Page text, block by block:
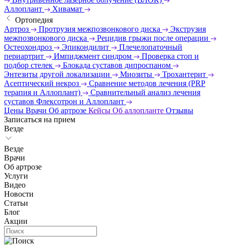
Аллоплант
Хивамат
Ортопедия
Артроз
Протрузия межпозвонкового диска
Экструзия
межпозвонкового диска
Рецидив грыжи после операции
Остеохондроз
Эпикондилит
Плечелопаточный
периартрит
Импиджмент синдром
Проверка стоп и
подбор стелек
Блокада суставов дипроспаном
Энтезиты другой локализации
Миозиты
Трохантерит
Асептический некроз
Сравнение методов лечения (PRP
терапия и Аллоплант)
Сравнительный анализ лечения
суставов Флексотрон и Аллоплант
Цены Врачи Об артрозе Кейсы Об аллопланте Отзывы
Записаться на прием
Везде
Везде
Врачи
Об артрозе
Услуги
Видео
Новости
Статьи
Блог
Акции